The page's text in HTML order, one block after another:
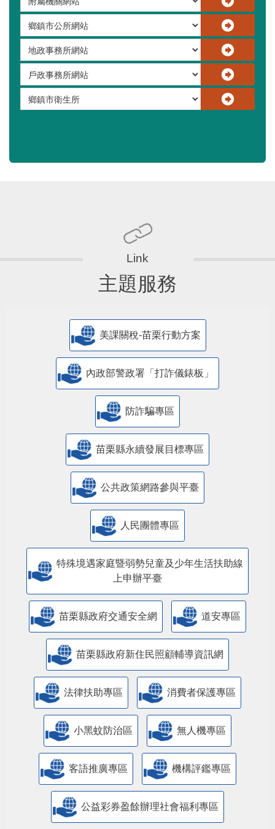
主題服務
美課關稅-苗栗行動方案
內政部警政署「打詐儀錶板」
防詐騙專區
苗栗縣永續發展目標專區
公共政策網路參與平臺
人民團體專區
特殊境遇家庭暨弱勢兒童及少年生活扶助線
上申辦平臺
苗栗縣政府交通安全網 道安專區
苗栗縣政府新住民照顧輔導資訊網
法律扶助專區 消費者保護專區
小黑蚊防治區 無人機專區
客語推廣專區 機構評鑑專區
公益彩券盈餘辦理社會福利專區